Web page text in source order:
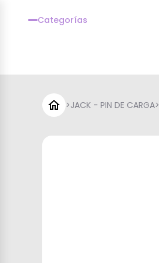
Categorías
>JACK - PIN DE CARGA>